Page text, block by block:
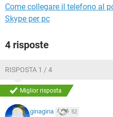
Come collegare il telefono al
Skype per pc
4 risposte
RISPOSTA 1 / 4
Miglior risposta
ginagina 52